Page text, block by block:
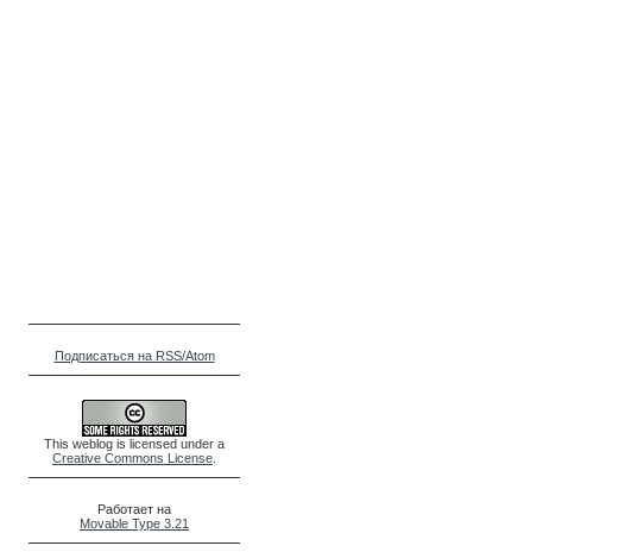
Подписаться на RSS/Atom
This weblog is licensed under a
Creative Commons License
Работает на
Movable Type 3.21